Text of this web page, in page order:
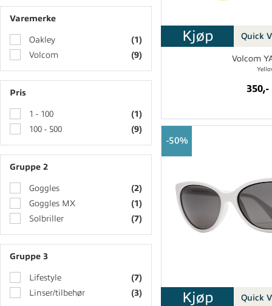
Varemerke
Oakley
(1)
Volcom
(9)
Pris
1 - 100
(1)
100 - 500
(9)
Gruppe 2
Goggles
(2)
Goggles MX
(1)
Solbriller
(7)
Gruppe 3
Lifestyle
(7)
Linser/tilbehør
(3)
Kjøp Quick
Volcom
350,-
Kjøp Quick
50%